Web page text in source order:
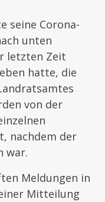
seine Corona-
unten
letzten Zeit
hatte, die
von der
nachdem der
war.
Meldungen in
Mitteilung